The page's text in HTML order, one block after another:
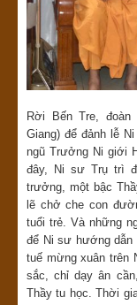
Rời Bến Tre,
Giang) để đảnh lễ
ngũ Trưởng Ni giới
đây, Ni sư Trụ trì
trưởng, một bậc
lẽ chở che con
tuổi trẻ. Và những
để Ni sư hướng dẫn
tuế mừng xuân trên
sắc, chỉ dạy ân
Thầy tu học. Thời